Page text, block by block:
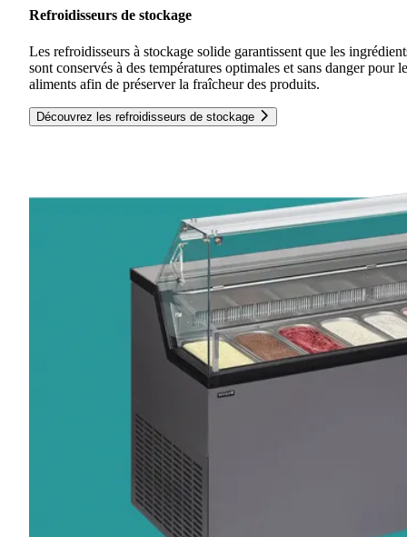
Refroidisseurs de stockage
Les refroidisseurs à stockage solide garantissent que les
sont conservés à des températures optimales et sans danger pour
aliments afin de préserver la fraîcheur des produits.
Découvrez les refroidisseurs de stockage